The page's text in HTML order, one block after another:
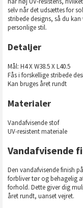
selv når det udsættes for
stribede designs, så du
personlige stil.
Detaljer
Mål: H4 X W38.5 X L40.5
Fås i forskellige stribede
Kan bruges året rundt
Materialer
Vandafvisende stof
UV-resistent materiale
Vandafvisende
Den vandafvisende finish
forbliver tør og behagelig
forhold. Dette giver dig
året rundt, uanset vejret.